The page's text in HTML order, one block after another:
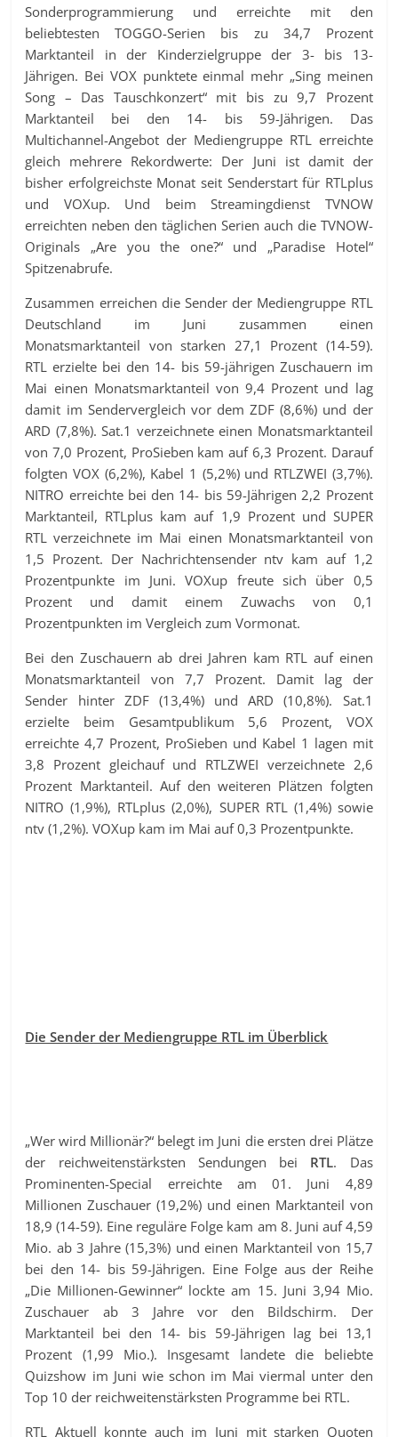
Sonderprogrammierung und erreichte mit den
beliebtesten TOGGO-Serien bis zu 34,7 Prozent
Marktanteil in der Kinderzielgruppe der 3- bis 13-
Jährigen. Bei VOX punktete einmal mehr „Sing meinen
Song – Das Tauschkonzert“ mit bis zu 9,7 Prozent
Marktanteil bei den 14- bis 59-Jährigen. Das
Multichannel-Angebot der Mediengruppe RTL erreichte
gleich mehrere Rekordwerte: Der Juni ist damit der
bisher erfolgreichste Monat seit Senderstart für RTLplus
und VOXup. Und beim Streamingdienst TVNOW
erreichten neben den täglichen Serien auch die TVNOW-
Originals „Are you the one?“ und „Paradise Hotel“
Spitzenabrufe.
Zusammen erreichen die Sender der Mediengruppe RTL
Deutschland im Juni zusammen einen
Monatsmarktanteil von starken 27,1 Prozent (14-59).
RTL erzielte bei den 14- bis 59-jährigen Zuschauern im
Mai einen Monatsmarktanteil von 9,4 Prozent und lag
damit im Sendervergleich vor dem ZDF (8,6%) und der
ARD (7,8%). Sat.1 verzeichnete einen Monatsmarktanteil
von 7,0 Prozent, ProSieben kam auf 6,3 Prozent. Darauf
folgten VOX (6,2%), Kabel 1 (5,2%) und RTLZWEI (3,7%).
NITRO erreichte bei den 14- bis 59-Jährigen 2,2 Prozent
Marktanteil, RTLplus kam auf 1,9 Prozent und SUPER
RTL verzeichnete im Mai einen Monatsmarktanteil von
1,5 Prozent. Der Nachrichtensender ntv kam auf 1,2
Prozentpunkte im Juni. VOXup freute sich über 0,5
Prozent und damit einem Zuwachs von 0,1
Prozentpunkten im Vergleich zum Vormonat.
Bei den Zuschauern ab drei Jahren kam RTL auf einen
Monatsmarktanteil von 7,7 Prozent. Damit lag der
Sender hinter ZDF (13,4%) und ARD (10,8%). Sat.1
erzielte beim Gesamtpublikum 5,6 Prozent, VOX
erreichte 4,7 Prozent, ProSieben und Kabel 1 lagen mit
3,8 Prozent gleichauf und RTLZWEI verzeichnete 2,6
Prozent Marktanteil. Auf den weiteren Plätzen folgten
NITRO (1,9%), RTLplus (2,0%), SUPER RTL (1,4%) sowie
ntv (1,2%). VOXup kam im Mai auf 0,3 Prozentpunkte.
Die Sender der Mediengruppe RTL im Überblick
„Wer wird Millionär?“ belegt im Juni die ersten drei Plätze
der reichweitenstärksten Sendungen bei RTL. Das
Prominenten-Special erreichte am 01. Juni 4,89
Millionen Zuschauer (19,2%) und einen Marktanteil von
18,9 (14-59). Eine reguläre Folge kam am 8. Juni auf 4,59
Mio. ab 3 Jahre (15,3%) und einen Marktanteil von 15,7
bei den 14- bis 59-Jährigen. Eine Folge aus der Reihe
„Die Millionen-Gewinner“ lockte am 15. Juni 3,94 Mio.
Zuschauer ab 3 Jahre vor den Bildschirm. Der
Marktanteil bei den 14- bis 59-Jährigen lag bei 13,1
Prozent (1,99 Mio.). Insgesamt landete die beliebte
Quizshow im Juni wie schon im Mai viermal unter den
Top 10 der reichweitenstärksten Programme bei RTL.
RTL Aktuell konnte auch im Juni mit starken Quoten